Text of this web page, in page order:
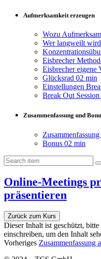
Aufmerksamkeit erzeugen
Wozu
Wer langweilt wird
Eisbrecher
Eisbrecher eigene
Glücksrad 02 min
Einstellungen
Break Out Session
Zusammenfassung und
Bonus 02 min
Online-Meetings
präsentieren
Zurück zum Kurs
Dieser Inhalt ist geschützt, bitte
einschreiben, um den Inhalt
Vorheriges Zusammenfassung